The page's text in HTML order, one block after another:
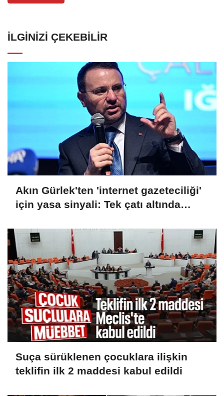
İLGINIZI ÇEKEBILIR
Akın Gürlek'ten 'internet gazeteciliği'
için yasa sinyali: Tek çatı altında
Suça sürüklenen çocuklara ilişkin
teklifin ilk 2 maddesi kabul edildi